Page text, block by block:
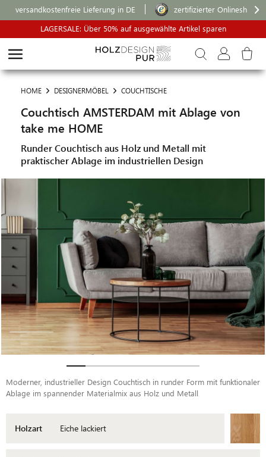
versandkostenfreie Lieferung in DE
zertifizierter Onlineshop
LAGERSALE: Über 50% auf ausgewählte Artikel sparen
HOME DESIGNERMÖBEL COUCHTISCHE
Couchtisch AMSTERDAM mit Ablage von
take me HOME
Runder Couchtisch aus Holz und Metall mit
praktischer Ablage im industriellen Design
Moderner, industrieller Design Couchtisch in runder Form mit funktionaler
Ablage im spannender Materialmix aus Holz und Metall
Holzart Eiche lackiert